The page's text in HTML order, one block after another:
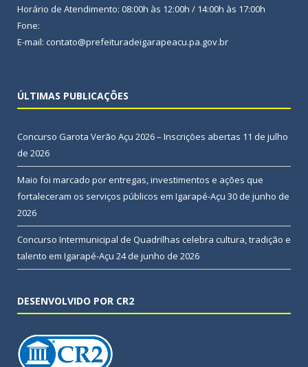
Horário de Atendimento: 08:00h às 12:00h / 14:00h às 17:00h
Fone:
E-mail: contato@prefeituradeigarapeacu.pa.gov.br
ÚLTIMAS PUBLICAÇÕES
Concurso Garota Verão Açu 2026 – Inscrições abertas 11 de julho
de 2026
Maio foi marcado por entregas, investimentos e ações que
fortaleceram os serviços públicos em Igarapé-Açu 30 de junho de
2026
Concurso Intermunicipal de Quadrilhas celebra cultura, tradição e
talento em Igarapé-Açu 24 de junho de 2026
DESENVOLVIDO POR CR2